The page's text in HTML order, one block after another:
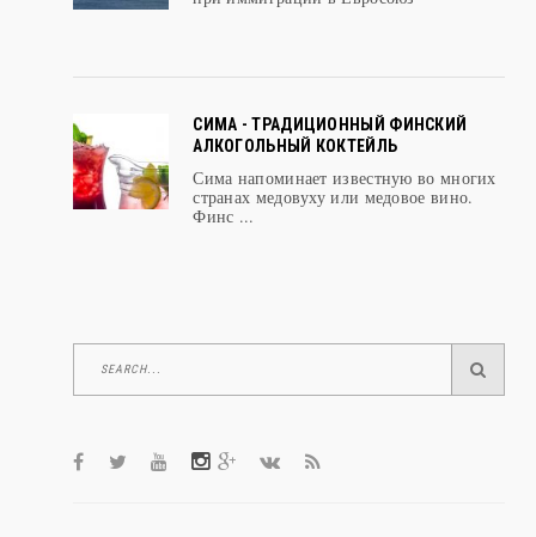
Почему Финляндия – отличный выбор
АЛКОГОЛЬНЫЙ КОКТЕЙЛЬ
Сима напоминает известную во многих